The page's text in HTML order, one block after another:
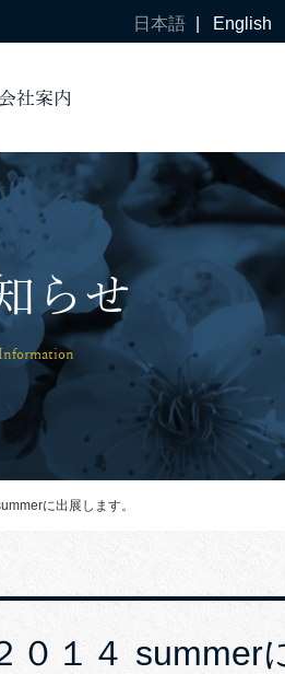
日本語 English
会社案内
らせ
に出展します。
０１４ summer